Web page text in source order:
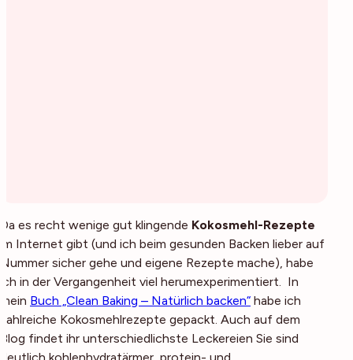
Da es recht wenige gut klingende Kokosmehl-Rezepte
im Internet gibt (und ich beim gesunden Backen lieber auf
Nummer sicher gehe und eigene Rezepte mache), habe
ich in der Vergangenheit viel herumexperimentiert. In
mein Buch „Clean Baking – Natürlich backen“ habe ich
zahlreiche Kokosmehlrezepte gepackt. Auch auf dem
Blog findet ihr unterschiedlichste Leckereien Sie sind